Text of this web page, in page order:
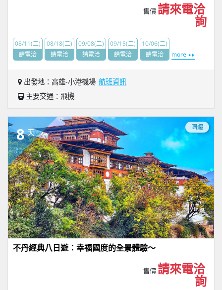
售價 請來電洽
詢
08/11(二)
請電洽
08/18(二)
請電洽
09/08(二)
請電洽
09/15(二)
請電洽
10/06(二)
請電洽
more
出發地：高雄-小港機場 航班資訊
主要交通：飛機
8 天
團體
不丹經典八日遊：幸福國度的全景體驗～
售價 請來電洽
詢